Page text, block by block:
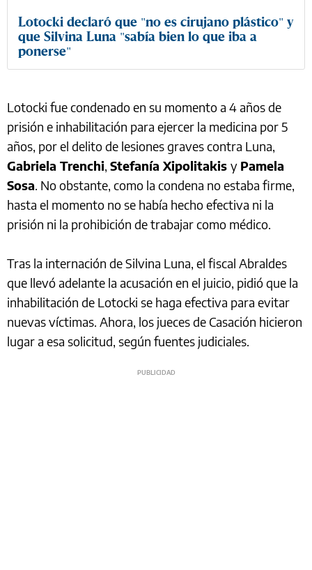
Lotocki declaró que "no es cirujano plástico" y
que Silvina Luna "sabía bien lo que iba a
ponerse"
Lotocki fue condenado en su momento a 4 años de
prisión e inhabilitación para ejercer la medicina por 5
años, por el delito de lesiones graves contra Luna,
Gabriela Trenchi, Stefanía Xipolitakis y Pamela
Sosa. No obstante, como la condena no estaba firme,
hasta el momento no se había hecho efectiva ni la
prisión ni la prohibición de trabajar como médico.
Tras la internación de Silvina Luna, el fiscal Abraldes
que llevó adelante la acusación en el juicio, pidió que la
inhabilitación de Lotocki se haga efectiva para evitar
nuevas víctimas. Ahora, los jueces de Casación hicieron
lugar a esa solicitud, según fuentes judiciales.